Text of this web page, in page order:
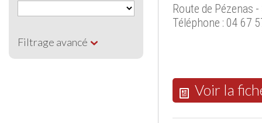
Filtrage avancé
Route de Pézenas
Téléphone : 04 67
Voir la